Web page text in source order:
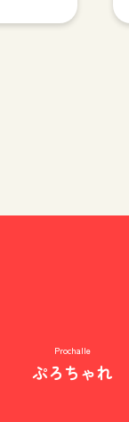
Prochalle
ぷろちゃれ